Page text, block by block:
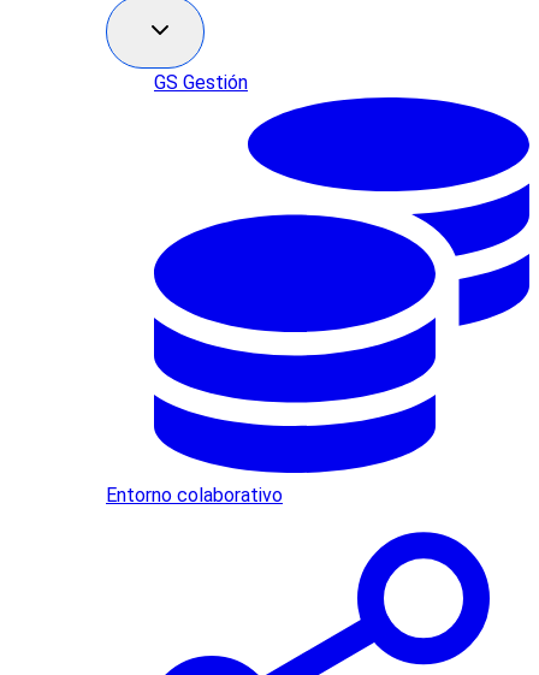
GS Gestión
Entorno colaborativo